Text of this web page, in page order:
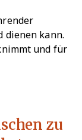
dienen kann.
und für
zu